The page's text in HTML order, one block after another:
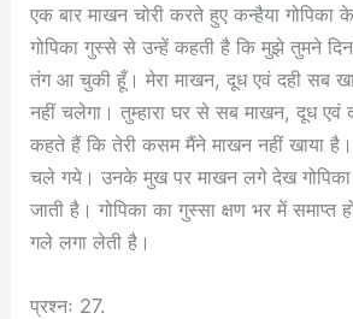
एक बार माखन चोरी करते हुए कन्हैया गोपिका
गोपिका गुस्से से उन्हें कहती है कि मुझे तुमने
तंग आ चुकी हूँ। मेरा माखन, दूध एवं दही सब
नहीं चलेगा। तुम्हारा घर से सब माखन, दूध एवं
कहते हैं कि तेरी कसम मैंने माखन नहीं खाया
चले गये। उनके मुख पर माखन लगे देख गोपिका
जाती है। गोपिका का गुस्सा क्षण भर में समाप्त
गले लगा लेती है।
प्रश्नः 27.